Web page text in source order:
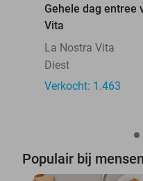
Gehele dag entree
Vita
La Nostra Vita
Diest
Verkocht: 1.463
Populair bij